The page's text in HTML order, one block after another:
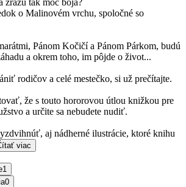
o Malinovém vrchu, spoločné so
Pánom Kočičí a Pánom Párkom, budú
a okrem toho, im pôjde o život...
rodičov a celé mestečko, si už prečítajte.
že s touto hororovou útlou knižkou pre
a určite sa nebudete nudiť.
aj nádherné ilustrácie, ktoré knihu
viac
1
0